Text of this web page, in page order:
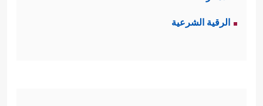
الرقية الشرعية